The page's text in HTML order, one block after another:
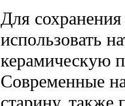
Для сохранения
использовать
керамическую
Современные